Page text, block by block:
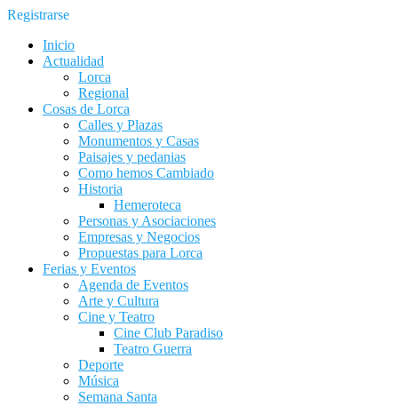
Registrarse
Inicio
Actualidad
Lorca
Regional
Cosas de Lorca
Calles y Plazas
Monumentos y Casas
Paisajes y pedanias
Como hemos Cambiado
Historia
Hemeroteca
Personas y Asociaciones
Empresas y Negocios
Propuestas para Lorca
Ferias y Eventos
Agenda de Eventos
Arte y Cultura
Cine y Teatro
Cine Club Paradiso
Teatro Guerra
Deporte
Música
Semana Santa